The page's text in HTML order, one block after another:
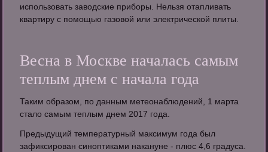
использовать заводские приборы. Нельзя отапливать
квартиру с помощью газовой или электрической плиты.
Весна в Москве началась самым
теплым днем с начала года
Таким образом, по данным метеонаблюдений, 1 марта
стало самым теплым днем 2017 года.
Предыдущий температурный максимум года был
зафиксирован синоптиками накануне - плюс 4,6 градуса.